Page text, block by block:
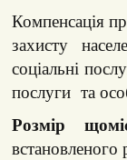
Компенсація
захисту
соціальні
послуги та
Розмір